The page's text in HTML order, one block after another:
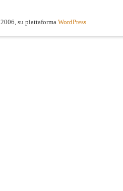
2006, su piattaforma WordPress